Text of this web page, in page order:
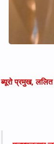
ब्यूरो प्रमुख, ललित